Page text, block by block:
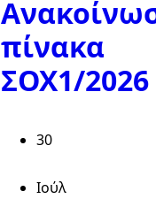
πίνακα
ΣΟΧ1/2026
30
Ιούλ